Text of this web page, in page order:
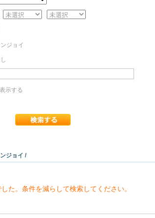
ジョイ
示する
ジョイ /
た。条件を減らして検索してください。